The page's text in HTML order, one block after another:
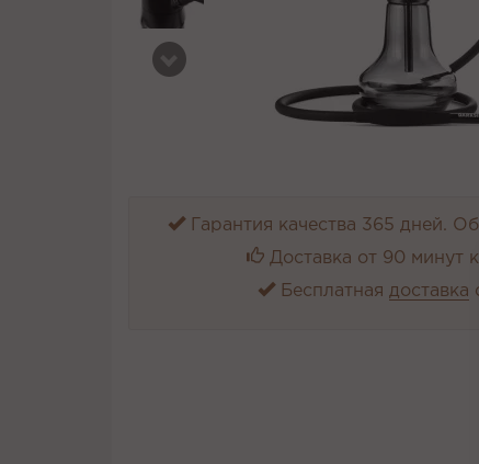
Гарантия качества 365 дней.
Доставка от 90 минут
Бесплатная доставка